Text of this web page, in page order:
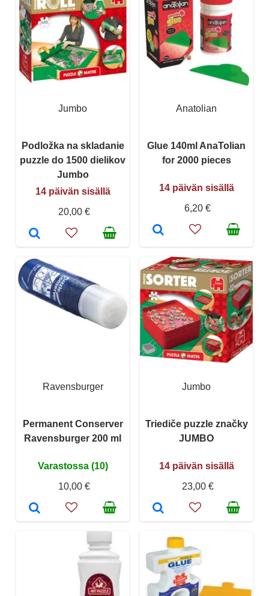
Jumbo
Podložka na skladanie
puzzle do 1500 dielikov
Jumbo
14 päivän sisällä
20,00 €
Anatolian
Glue 140ml AnaTolian
for 2000 pieces
14 päivän sisällä
6,20 €
Ravensburger
Permanent Conserver
Ravensburger 200 ml
Varastossa (10)
10,00 €
Jumbo
Triediče puzzle značky
JUMBO
14 päivän sisällä
23,00 €